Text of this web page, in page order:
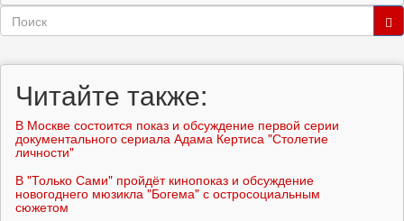
Форма
Читайте также:
В Москве состоится показ и обсуждение первой серии
документального сериала Адама Кертиса "Столетие
личности"
В "Только Сами" пройдёт кинопоказ и обсуждение
новогоднего мюзикла "Богема" с остросоциальным
сюжетом